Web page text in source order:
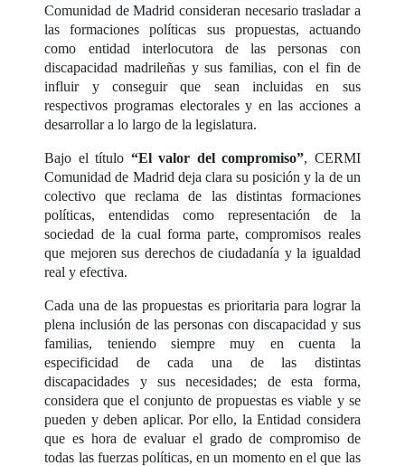
Comunidad de Madrid consideran necesario trasladar a
las formaciones políticas sus propuestas, actuando
como entidad interlocutora de las personas con
discapacidad madrileñas y sus familias, con el fin de
influir y conseguir que sean incluidas en sus
respectivos programas electorales y en las acciones a
desarrollar a lo largo de la legislatura.
Bajo el título “El valor del compromiso”, CERMI
Comunidad de Madrid deja clara su posición y la de un
colectivo que reclama de las distintas formaciones
políticas, entendidas como representación de la
sociedad de la cual forma parte, compromisos reales
que mejoren sus derechos de ciudadanía y la igualdad
real y efectiva.
Cada una de las propuestas es prioritaria para lograr la
plena inclusión de las personas con discapacidad y sus
familias, teniendo siempre muy en cuenta la
especificidad de cada una de las distintas
discapacidades y sus necesidades; de esta forma,
considera que el conjunto de propuestas es viable y se
pueden y deben aplicar. Por ello, la Entidad considera
que es hora de evaluar el grado de compromiso de
todas las fuerzas políticas, en un momento en el que las